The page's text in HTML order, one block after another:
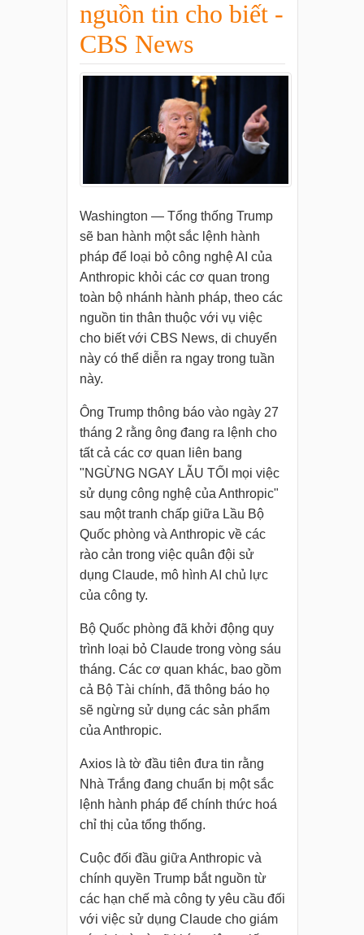
nguồn tin cho biết -
CBS News
Washington — Tổng thống Trump
sẽ ban hành một sắc lệnh hành
pháp để loại bỏ công nghệ AI của
Anthropic khỏi các cơ quan trong
toàn bộ nhánh hành pháp, theo các
nguồn tin thân thuộc với vụ việc
cho biết với CBS News, di chuyển
này có thể diễn ra ngay trong tuần
này.
Ông Trump thông báo vào ngày 27
tháng 2 rằng ông đang ra lệnh cho
tất cả các cơ quan liên bang
"NGỪNG NGAY LẪU TỐI mọi việc
sử dụng công nghệ của Anthropic"
sau một tranh chấp giữa Lầu Bộ
Quốc phòng và Anthropic về các
rào cản trong việc quân đội sử
dụng Claude, mô hình AI chủ lực
của công ty.
Bộ Quốc phòng đã khởi động quy
trình loại bỏ Claude trong vòng sáu
tháng. Các cơ quan khác, bao gồm
cả Bộ Tài chính, đã thông báo họ
sẽ ngừng sử dụng các sản phẩm
của Anthropic.
Axios là tờ đầu tiên đưa tin rằng
Nhà Trắng đang chuẩn bị một sắc
lệnh hành pháp để chính thức hoá
chỉ thị của tổng thống.
Cuộc đối đầu giữa Anthropic và
chính quyền Trump bắt nguồn từ
các hạn chế mà công ty yêu cầu đối
với việc sử dụng Claude cho giám